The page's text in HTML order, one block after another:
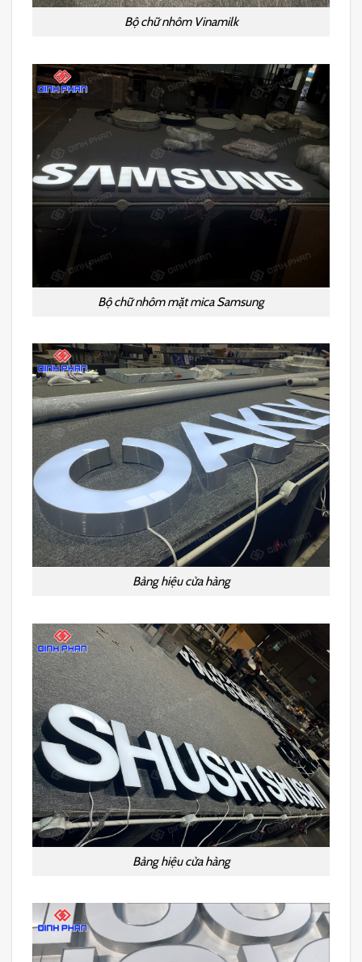
Bộ chữ nhôm Vinamilk
Bộ chữ nhôm mặt mica Samsung
Bảng hiệu cửa hàng
Bảng hiệu cửa hàng